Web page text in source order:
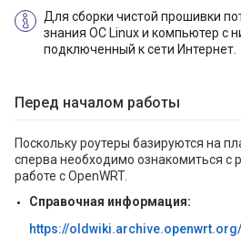
Для сборки чистой прошивки
знания ОС Linux и компьютер с
подключенный к сети Интернет.
Перед началом работы
Поскольку роутеры базируются на
сперва необходимо ознакомиться c
работе с OpenWRT.
Справочная информация:
https://